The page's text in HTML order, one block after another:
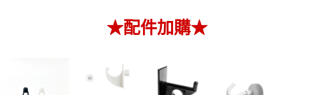
★配件加購★